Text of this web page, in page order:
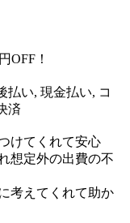
OFF！
払い, 現金払い, コ
済
けてくれて安心
想定外の出費の不
考えてくれて助か